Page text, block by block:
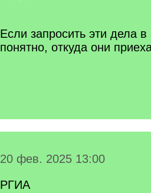
Если запросить эти дела в
понятно, откуда они
20 фев. 2025 13:00
РГИА